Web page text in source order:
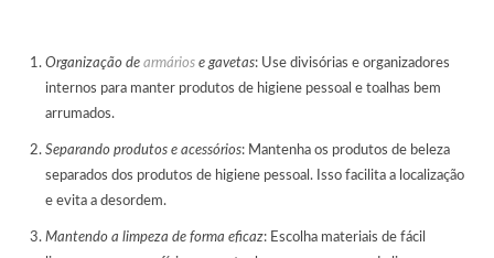
Organização de armários e gavetas: Use divisórias e organizadores
internos para manter produtos de higiene pessoal e toalhas bem
arrumados.
Separando produtos e acessórios: Mantenha os produtos de beleza
separados dos produtos de higiene pessoal. Isso facilita a localização
e evita a desordem.
Mantendo a limpeza de forma eficaz: Escolha materiais de fácil